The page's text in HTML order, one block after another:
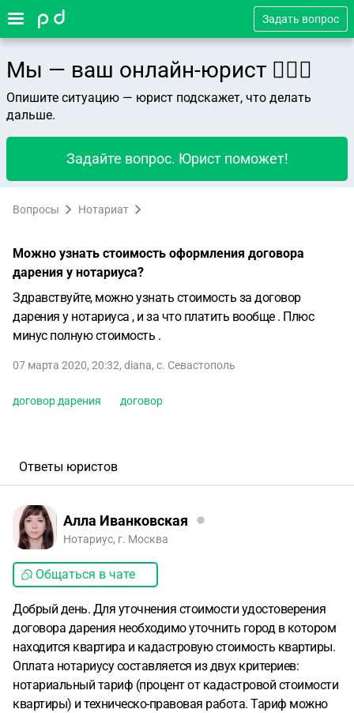
Задать вопрос
Мы — ваш онлайн-юрист 👨🏻‍⚖️
Опишите ситуацию — юрист подскажет, что делать
дальше.
Задайте вопрос. Юрист поможет!
Вопросы Нотариат
Можно узнать стоимость оформления договора
дарения у нотариуса?
Здравствуйте, можно узнать стоимость за договор
дарения у нотариуса , и за что платить вообще . Плюс
минус полную стоимость .
07 марта 2020, 20:32, diana, с. Севастополь
договор дарения договор
Ответы юристов
Алла Иванковская
Нотариус, г. Москва
Общаться в чате
Добрый день. Для уточнения стоимости удостоверения
договора дарения необходимо уточнить город в котором
находится квартира и кадастровую стоимость квартиры.
Оплата нотариусу составляется из двух критериев:
нотариальный тариф (процент от кадастровой стоимости
квартиры) и техническо-правовая работа. Тариф можно